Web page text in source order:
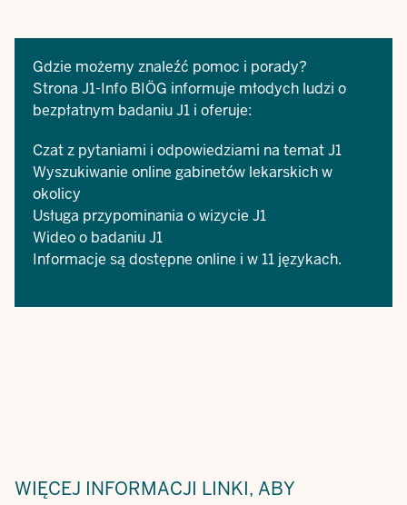
Gdzie możemy znaleźć pomoc i porady?
Strona J1-Info BIÖG informuje młodych ludzi o
bezpłatnym badaniu J1 i oferuje:
Czat z pytaniami i odpowiedziami na temat J1
Wyszukiwanie online gabinetów lekarskich w
okolicy
Usługa przypominania o wizycie J1
Wideo o badaniu J1
Informacje są dostępne online i w 11 językach.
WIĘCEJ INFORMACJI LINKI, ABY